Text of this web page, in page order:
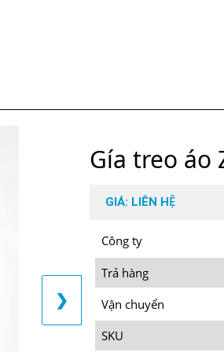
❯
Gía treo áo
GIÁ: LIÊN HỆ
Công ty
Trả hàng
Vận chuyển
SKU